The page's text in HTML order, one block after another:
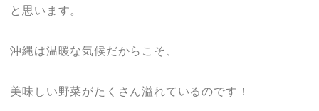
と思います。
沖縄は温暖な気候だからこそ、
美味しい野菜がたくさん溢れているのです！